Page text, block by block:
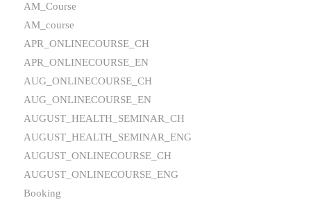
AM_Course
AM_course
APR_ONLINECOURSE_CH
APR_ONLINECOURSE_EN
AUG_ONLINECOURSE_CH
AUG_ONLINECOURSE_EN
AUGUST_HEALTH_SEMINAR_CH
AUGUST_HEALTH_SEMINAR_ENG
AUGUST_ONLINECOURSE_CH
AUGUST_ONLINECOURSE_ENG
Booking